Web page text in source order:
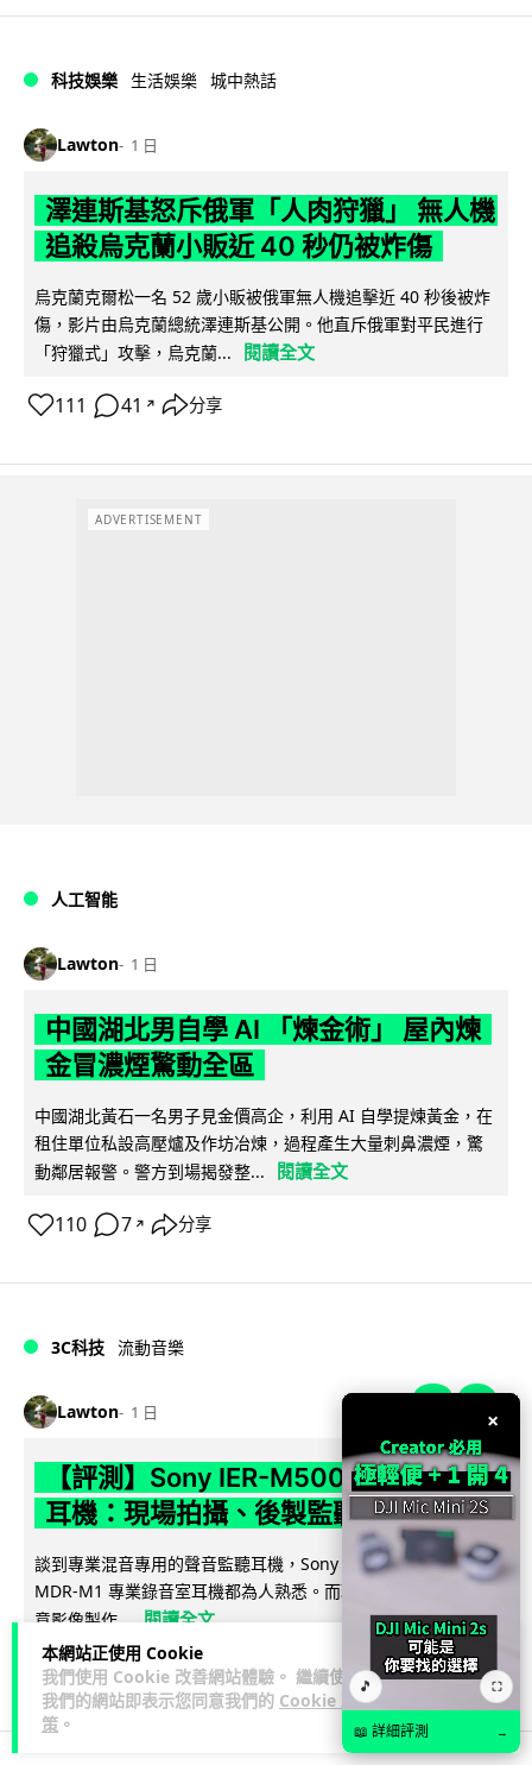
本網站正使用 Cookie
我們使用 Cookie 改善網站體驗。 繼續使用
我們的網站即表示您同意我們的 Cookie 政
策 。
科技娛樂 生活娛樂 城中熱話
Lawton 1 日
澤連斯基怒斥俄軍「人肉狩獵」 無人機
追殺烏克蘭小販近 40 秒仍被炸傷
烏克蘭克爾松一名 52 歲小販被俄軍無人機追擊近 40 秒後被炸
傷，影片由烏克蘭總統澤連斯基公開。他直斥俄軍對平民進行
「狩獵式」攻擊，烏克蘭...
閱讀全文
111 41 ↗ 分享
ADVERTISEMENT
人工智能
Lawton 1 日
中國湖北男自學 AI 「煉金術」 屋內煉
金冒濃煙驚動全區
中國湖北黃石一名男子見金價高企，利用 AI 自學提煉黃金，在
租住單位私設高壓爐及作坊冶煉，過程產生大量刺鼻濃煙，驚
動鄰居報警。警方到場揭發整...
閱讀全文
110 7 ↗ 分享
3C科技 流動音樂
Lawton 1 日 89
【評測】Sony IER-M500 入耳式監聽
耳機：現場拍攝、後製監聽與人聲利器
談到專業混音專用的聲音監聽耳機，Sony 經典 MDR-7506 到
MDR-M1 專業錄音室耳機都為人熟悉。而現在舞台製作者與創
意影像製作... 閱讀全文
38 4 ↗ 分享
×
🎵 ⛶
📖 詳細評測 →